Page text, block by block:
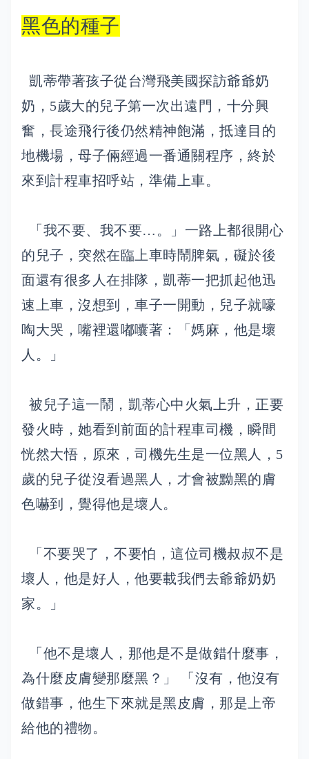
黑色的種子
凱蒂帶著孩子從台灣飛美國探訪爺爺奶
奶，5歲大的兒子第一次出遠門，十分興
奮，長途飛行後仍然精神飽滿，抵達目的
地機場，母子倆經過一番通關程序，終於
來到計程車招呼站，準備上車。
「我不要、我不要…。」一路上都很開心
的兒子，突然在臨上車時鬧脾氣，礙於後
面還有很多人在排隊，凱蒂一把抓起他迅
速上車，沒想到，車子一開動，兒子就嚎
啕大哭，嘴裡還嘟囔著：「媽麻，他是壞
人。」
被兒子這一鬧，凱蒂心中火氣上升，正要
發火時，她看到前面的計程車司機，瞬間
恍然大悟，原來，司機先生是一位黑人，5
歲的兒子從沒看過黑人，才會被黝黑的膚
色嚇到，覺得他是壞人。
「不要哭了，不要怕，這位司機叔叔不是
壞人，他是好人，他要載我們去爺爺奶奶
家。」
「他不是壞人，那他是不是做錯什麼事，
為什麼皮膚變那麼黑？」 「沒有，他沒有
做錯事，他生下來就是黑皮膚，那是上帝
給他的禮物。